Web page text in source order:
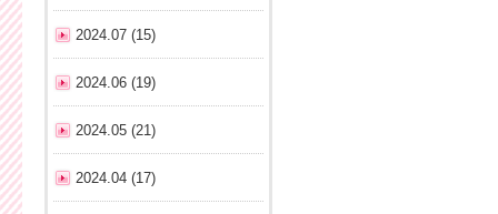
2024.07 (15)
2024.06 (19)
2024.05 (21)
2024.04 (17)